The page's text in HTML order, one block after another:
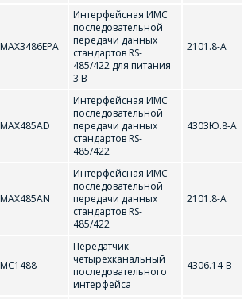
MAX3486EPA
Интерфейсная ИМС
последовательной
передачи данных
стандартов RS-
485/422 для питания
3 В
2101.8-А
MAX485AD
Интерфейсная ИМС
последовательной
передачи данных
стандартов RS-
485/422
4303Ю.8-А
MAX485AN
Интерфейсная ИМС
последовательной
передачи данных
стандартов RS-
485/422
2101.8-А
MC1488
Пеpедатчик
четыpехканальный
последовательного
интеpфейса
4306.14-В
услуга, их количество *
- обязательные
персональных данных*
- обязательные
ОТПРАВИТЬ